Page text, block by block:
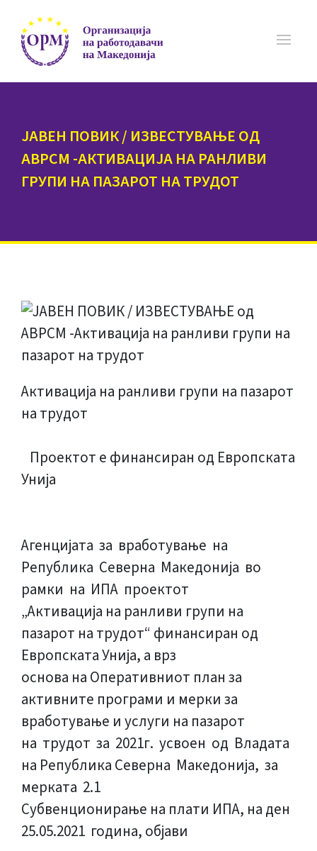
ЈАВЕН ПОВИК / ИЗВЕСТУВАЊЕ ОД
АВРСМ -АКТИВАЦИЈА НА РАНЛИВИ
ГРУПИ НА ПАЗАРОТ НА ТРУДОТ
Активација на ранливи групи на пазарот
на трудот
Проектот е финансиран од Европската
Унија
Агенцијата за вработување на
Република Северна Македонија во
рамки на ИПА проектот
„Активација на ранливи групи на
пазарот на трудот“ финансиран од
Европската Унија, а врз
основа на Оперативниот план за
активните програми и мерки за
вработување и услуги на пазарот
на трудот за 2021г. усвоен од Владата
на Република Северна Македонија, за
мерката 2.1
Субвенционирање на плати ИПА, на ден
25.05.2021 година, објави